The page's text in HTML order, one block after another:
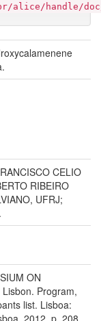
alice/handle/
CELIO
RIBEIRO
UFRJ;
ON
Program,
list. Lisboa:
2012. p. 208.